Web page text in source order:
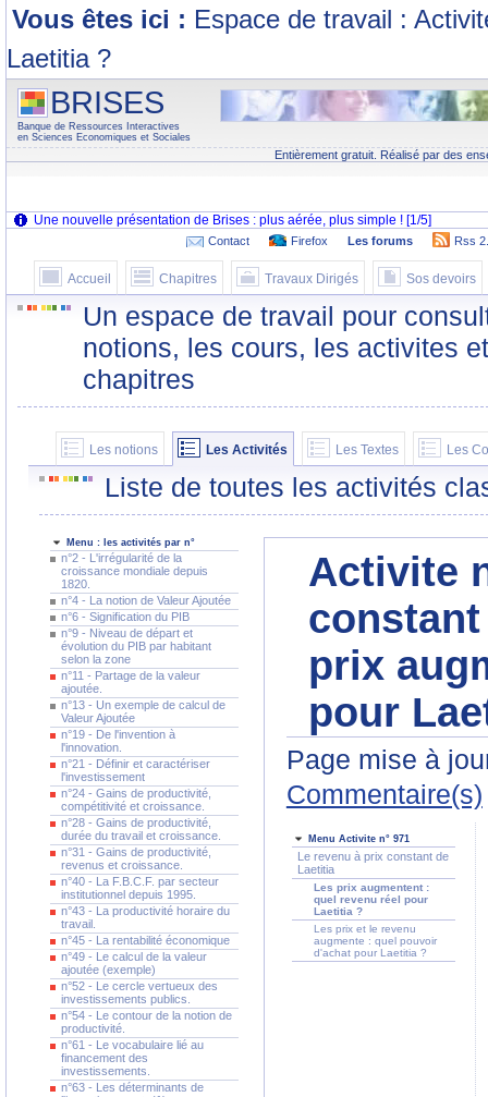
Vous êtes ici : Espace de travail :
Laetitia ?
BRISES
Banque de Ressources Interactives
en Sciences Economiques et Sociales
Entièrement gratuit. Réalisé par des
Contact Firefox Les forums Rss
Accueil Chapitres Travaux Dirigés Sos devoirs
Un espace de travail pour
notions, les cours, les activites
chapitres
Les notions Les Activités Les Textes Les
Liste de toutes les activités
Menu : les activités par n°
n°2 - L'irrégularité de la
croissance mondiale depuis
1820.
n°4 - La notion de Valeur Ajoutée
n°6 - Signification du PIB
n°9 - Niveau de départ et
évolution du PIB par habitant
selon la zone
n°11 - Partage de la valeur
ajoutée.
n°13 - Un exemple de calcul de
Valeur Ajoutée
n°19 - De l'invention à
l'innovation.
n°21 - Définir et caractériser
l'investissement
n°24 - Gains de productivité,
compétitivité et croissance.
n°28 - Gains de productivité,
durée du travail et croissance.
n°31 - Gains de productivité,
revenus et croissance.
n°40 - La F.B.C.F. par secteur
institutionnel depuis 1995.
n°43 - La productivité horaire du
travail.
n°45 - La rentabilité économique
n°49 - Le calcul de la valeur
ajoutée (exemple)
n°52 - Le cercle vertueux des
investissements publics.
n°54 - Le contour de la notion de
productivité.
n°61 - Le vocabulaire lié au
financement des
investissements.
n°63 - Les déterminants de
Activite
prix
pour
Page mise à
Commentaire(s)
Menu Activite n° 971
Le revenu à prix constant de
Laetitia
Les prix augmentent :
quel revenu réel pour
Laetitia ?
Les prix et le revenu
augmente : quel pouvoir
d'achat pour Laetitia ?